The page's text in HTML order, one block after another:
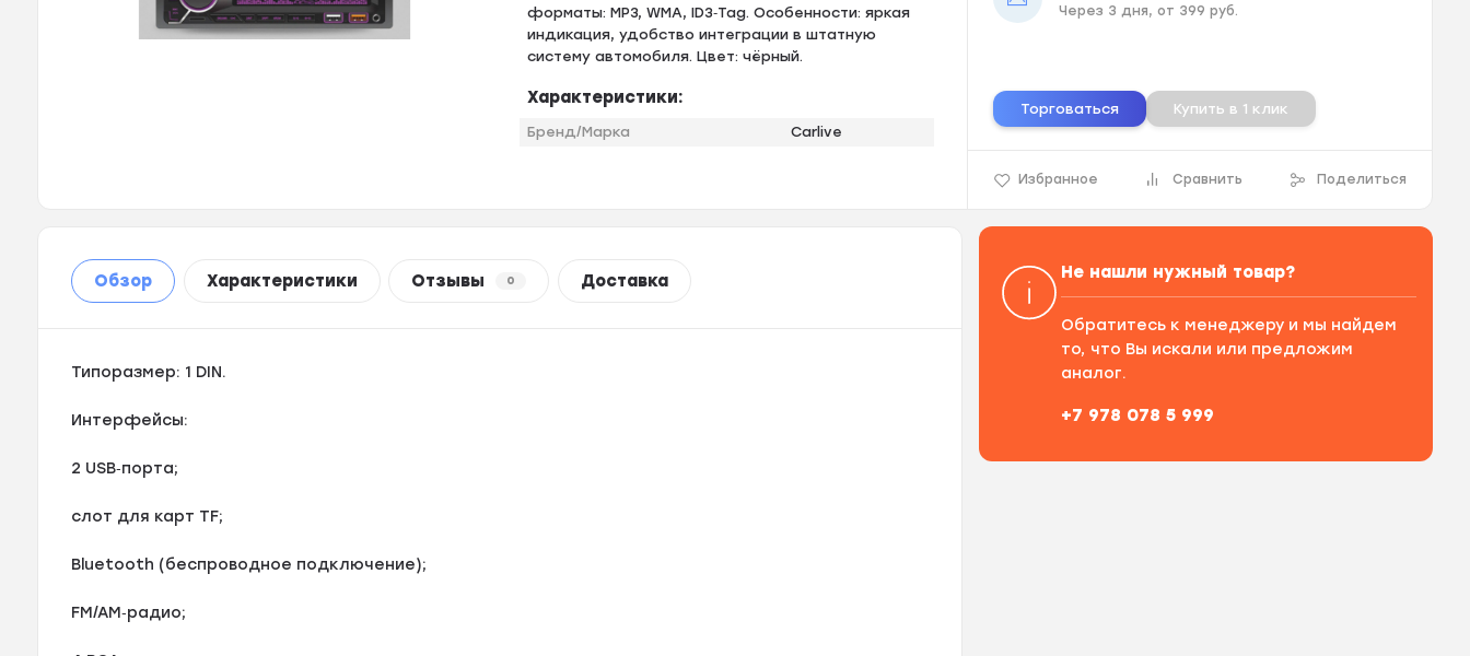
форматы: MP3, WMA, ID3‑Tag. Особенности: яркая
индикация, удобство интеграции в штатную
систему автомобиля. Цвет: чёрный.
Характеристики:
Бренд/Марка Carlive
Через 3 дня, от 399 руб.
Избранное Сравнить Поделиться
Торговаться Купить в 1 клик
Обзор Характеристики Отзывы 0 Доставка
Типоразмер: 1 DIN.
Интерфейсы:
2 USB‑порта;
слот для карт TF;
Bluetooth (беспроводное подключение);
FM/AM‑радио;
Не нашли нужный товар?
Обратитесь к менеджеру и мы найдем
то, что Вы искали или предложим
аналог.
+7 978 078 5 999